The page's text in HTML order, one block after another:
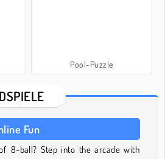
Pool-Puzzle
Fun
8-ball? Step into the arcade with